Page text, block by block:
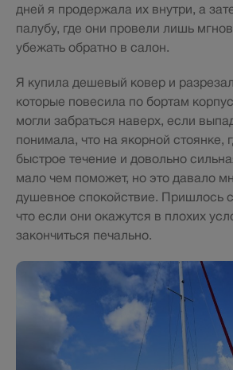
дней я продержала их внутри, а
палубу, где они провели лишь
убежать обратно в салон.
Я купила дешевый ковер и
которые повесила по бортам
могли забраться наверх, если
понимала, что на якорной стоянке,
быстрое течение и довольно
мало чем поможет, но это давало
душевное спокойствие. Пришлось
что если они окажутся в плохих
закончиться печально.